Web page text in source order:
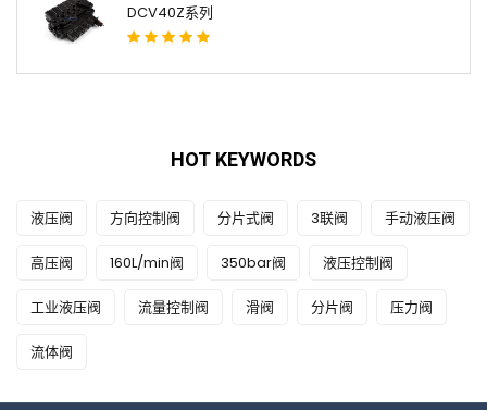
DCV40Z系列
HOT KEYWORDS
液压阀 方向控制阀 分片式阀 3联阀 手动液压阀
高压阀 160L/min阀 350bar阀 液压控制阀
工业液压阀 流量控制阀 滑阀 分片阀 压力阀
流体阀